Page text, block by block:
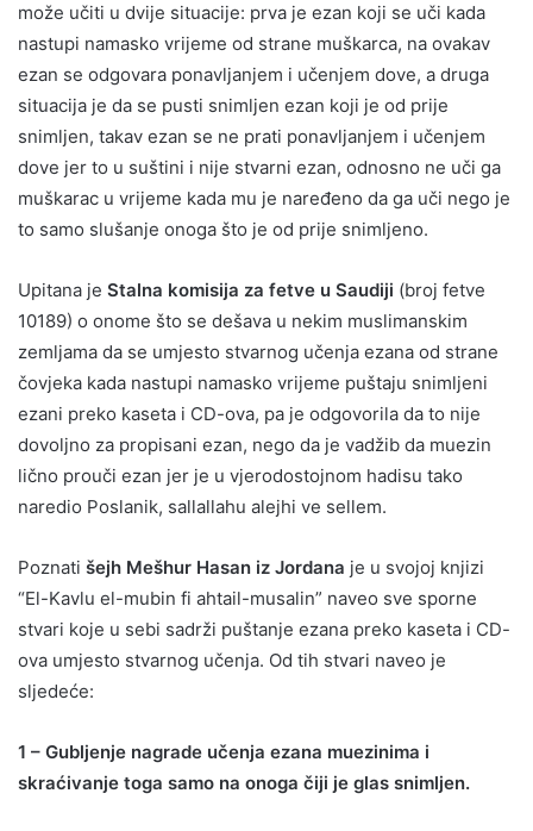
može učiti u dvije situacije: prva je ezan koji se uči kada
nastupi namasko vrijeme od strane muškarca, na ovakav
ezan se odgovara ponavljanjem i učenjem dove, a druga
situacija je da se pusti snimljen ezan koji je od prije
snimljen, takav ezan se ne prati ponavljanjem i učenjem
dove jer to u suštini i nije stvarni ezan, odnosno ne uči ga
muškarac u vrijeme kada mu je naređeno da ga uči nego je
to samo slušanje onoga što je od prije snimljeno.
Upitana je Stalna komisija za fetve u Saudiji (broj fetve
10189) o onome što se dešava u nekim muslimanskim
zemljama da se umjesto stvarnog učenja ezana od strane
čovjeka kada nastupi namasko vrijeme puštaju snimljeni
ezani preko kaseta i CD-ova, pa je odgovorila da to nije
dovoljno za propisani ezan, nego da je vadžib da muezin
lično prouči ezan jer je u vjerodostojnom hadisu tako
naredio Poslanik, sallallahu alejhi ve sellem.
Poznati šejh Mešhur Hasan iz Jordana je u svojoj knjizi
“El-Kavlu el-mubin fi ahtail-musalin” naveo sve sporne
stvari koje u sebi sadrži puštanje ezana preko kaseta i CD-
ova umjesto stvarnog učenja. Od tih stvari naveo je
sljedeće:
1 – Gubljenje nagrade učenja ezana muezinima i
skraćivanje toga samo na onoga čiji je glas snimljen.